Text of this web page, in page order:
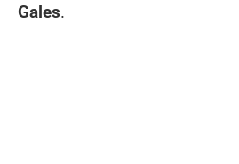
Gales.